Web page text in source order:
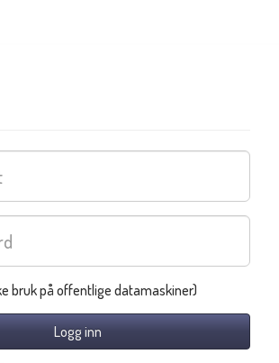
bruk på offentlige datamaskiner)
Logg inn